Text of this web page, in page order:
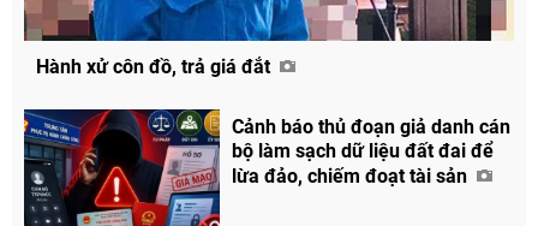
Hành xử côn đồ, trả giá đắt
Cảnh báo thủ đoạn giả danh cán
bộ làm sạch dữ liệu đất đai để
lừa đảo, chiếm đoạt tài sản